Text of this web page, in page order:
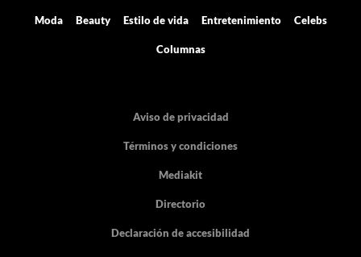
Moda Beauty Estilo de vida Entretenimiento Celebs
Columnas
Aviso de privacidad
Términos y condiciones
Mediakit
Directorio
Declaración de accesibilidad